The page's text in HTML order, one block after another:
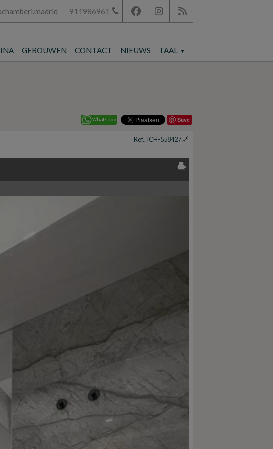
911986961
GEBOUWEN CONTACT NIEUWS TAAL
Save
Ref.. ICH-558427🔗